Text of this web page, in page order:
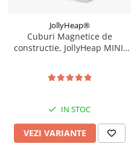
JollyHeap®
Cuburi Magnetice de
constructie, JollyHeap MINI,
IN STOC
VEZI VARIANTE